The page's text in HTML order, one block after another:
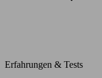
Erfahrungen & Tests